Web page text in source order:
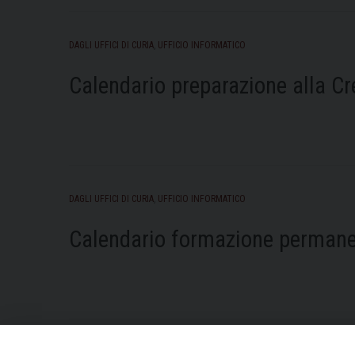
DAGLI UFFICI DI CURIA UFFICIO INFORMATICO
Calendario preparazione alla
DAGLI UFFICI DI CURIA UFFICIO INFORMATICO
Calendario formazione